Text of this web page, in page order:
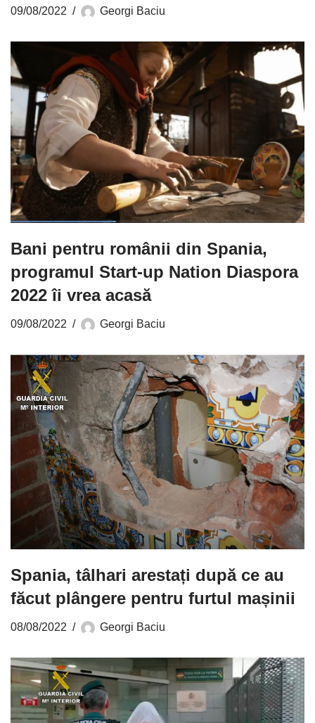
09/08/2022 Georgi Baciu
Bani pentru românii din Spania,
programul Start-up Nation Diaspora
2022 îi vrea acasă
09/08/2022 Georgi Baciu
Spania, tâlhari arestați după ce au
făcut plângere pentru furtul mașinii
08/08/2022 Georgi Baciu